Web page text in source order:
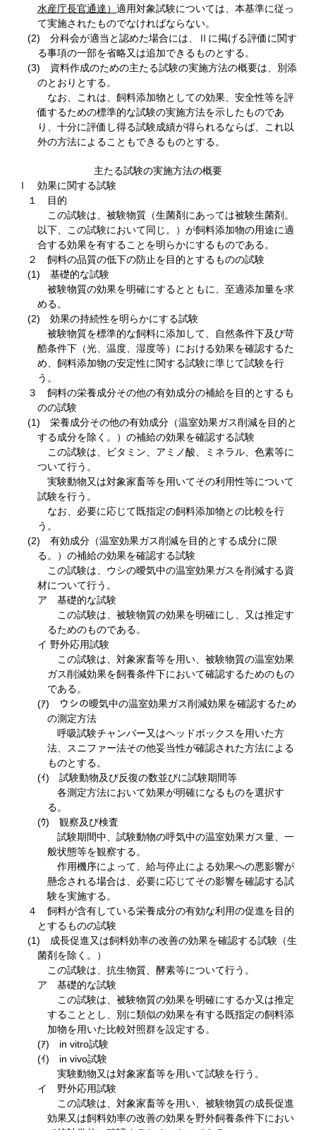
水産庁長官通達） 適用対象試験については、本基準に従っ
て実施されたものでなければならない。
(2) 分科会が適当と認めた場合には、Ⅱに掲げる評価に関す
る事項の一部を省略又は追加できるものとする。
(3) 資料作成のための主たる試験の実施方法の概要は、別添
のとおりとする。
なお、これは、飼料添加物としての効果、安全性等を評
価するための標準的な試験の実施方法を示したものであ
り、十分に評価し得る試験成績が得られるならば、これ以
外の方法によることもできるものとする。
主たる試験の実施方法の概要
Ⅰ 効果に関する試験
１ 目的
この試験は、被験物質（生菌剤にあっては被験生菌剤。
以下、この試験において同じ。）が飼料添加物の用途に適
合する効果を有することを明らかにするものである。
２ 飼料の品質の低下の防止を目的とするものの試験
(1) 基礎的な試験
被験物質の効果を明確にするとともに、至適添加量を求
める。
(2) 効果の持続性を明らかにする試験
被験物質を標準的な飼料に添加して、自然条件下及び苛
酷条件下（光、温度、湿度等）における効果を確認するた
め、飼料添加物の安定性に関する試験に準じて試験を行
う。
３ 飼料の栄養成分その他の有効成分の補給を目的とするも
のの試験
(1) 栄養成分その他の有効成分（温室効果ガス削減を目的と
する成分を除く。）の補給の効果を確認する試験
この試験は、ビタミン、アミノ酸、ミネラル、色素等に
ついて行う。
実験動物又は対象家畜等を用いてその利用性等について
試験を行う。
なお、必要に応じて既指定の飼料添加物との比較を行
う。
(2) 有効成分（温室効果ガス削減を目的とする成分に限
る。）の補給の効果を確認する試験
この試験は、ウシの曖気中の温室効果ガスを削減する資
材について行う。
ア 基礎的な試験
この試験は、被験物質の効果を明確にし、又は推定す
るためのものである。
イ 野外応用試験
この試験は、対象家畜等を用い、被験物質の温室効果
ガス削減効果を飼養条件下において確認するためのもの
である。
(ｱ) ウシの曖気中の温室効果ガス削減効果を確認するため
の測定方法
呼吸試験チャンバー又はヘッドボックスを用いた方
法、スニファー法その他妥当性が確認された方法による
ものとする。
(ｲ) 試験動物及び反復の数並びに試験期間等
各測定方法において効果が明確になるものを選択す
る。
(ｳ) 観察及び検査
試験期間中、試験動物の呼気中の温室効果ガス量、一
般状態等を観察する。
作用機序によって、給与停止による効果への悪影響が
懸念される場合は、必要に応じてその影響を確認する試
験を実施する。
４ 飼料が含有している栄養成分の有効な利用の促進を目的
とするものの試験
(1) 成長促進又は飼料効率の改善の効果を確認する試験（生
菌剤を除く。）
この試験は、抗生物質、酵素等について行う。
ア 基礎的な試験
この試験は、被験物質の効果を明確にするか又は推定
することとし、別に類似の効果を有する既指定の飼料添
加物を用いた比較対照群を設定する。
(ｱ) in vitro試験
(ｲ) in vivo試験
実験動物又は対象家畜等を用いて試験を行う。
イ 野外応用試験
この試験は、対象家畜等を用い、被験物質の成長促進
効果又は飼料効率の改善の効果を野外飼養条件下におい